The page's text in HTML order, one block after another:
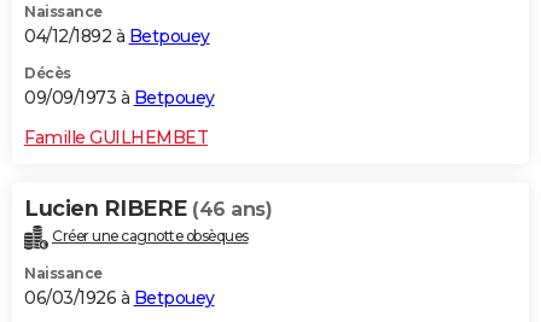
Naissance
04/12/1892 à Betpouey
Décès
09/09/1973 à Betpouey
Famille GUILHEMBET
Lucien RIBERE (46 ans)
Créer une cagnotte obsèques
Naissance
06/03/1926 à Betpouey